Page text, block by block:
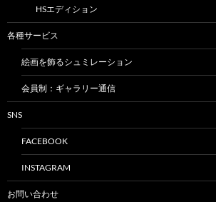
HSエディション
各種サービス
絵画を飾るシュミレーション
会員制：ギャラリー通信
SNS
FACEBOOK
INSTAGRAM
お問い合わせ